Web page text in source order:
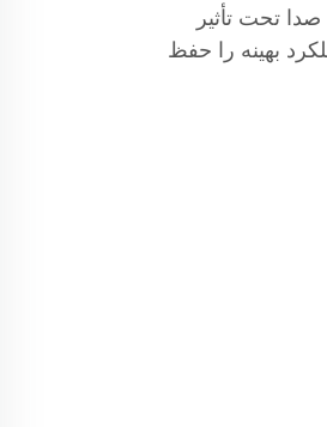
تحت تأثیر
بهینه را حفظ